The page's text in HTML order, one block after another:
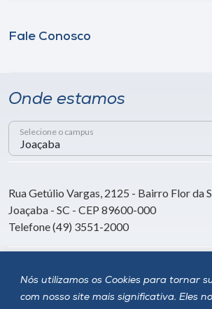
Nós utilizamos os Cookies para tornar
com nosso site mais significativa. Eles
Fale Conosco
Onde estamos
Selecione o campus
Rua Getúlio Vargas, 2125 - Bairro Flor da
Joaçaba - SC - CEP 89600-000
Telefone (49) 3551-2000
Siga a Unoesc